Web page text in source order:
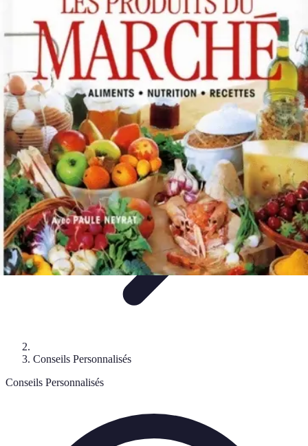
Soins Coréens
Conseils et Astuces
IngrédientsRoutine de soinsBienfaits des
soinsTendances
Soins Coréens
Conseils Personnalisés
Conseils Personnalisés